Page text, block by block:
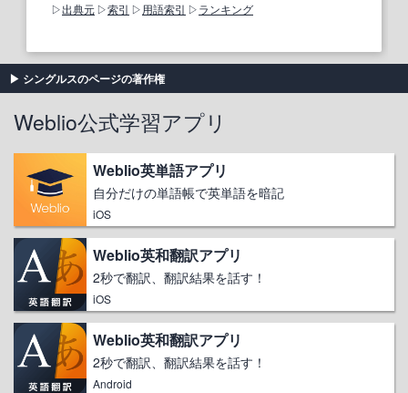
出典元 索引 用語索引 ランキング
シングルスのページの著作権
Weblio公式学習アプリ
Weblio英単語アプリ
自分だけの単語帳で英単語を暗記
iOS
Weblio英和翻訳アプリ
2秒で翻訳、翻訳結果を話す！
iOS
Weblio英和翻訳アプリ
2秒で翻訳、翻訳結果を話す！
Android